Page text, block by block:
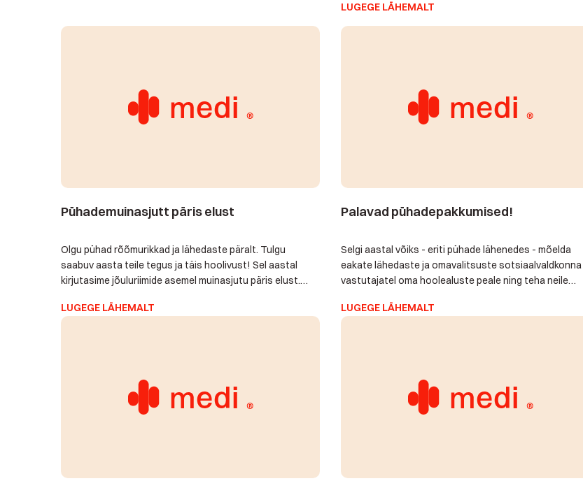
tekkides siiski teada, kui on tarvis abi osutada. Ei soovi ju
keelatud oma vanemaid-vanavanemaid kodudeski
külastada. Seda enam on neil praegu vaja iseseisvat
lähedaste kõnesid ja kontakte […]
LUGEGE LÄHEMALT
Pühademuinasjutt päris elust
Olgu pühad rõõmurikkad ja lähedaste päralt. Tulgu
saabuv aasta teile tegus ja täis hoolivust! Sel aastal
kirjutasime jõuluriimide asemel muinasjutu päris elust.
pere Muinasjutt* õnnelikust Mallest Malle on 84-
LUGEGE LÄHEMALT
Palavad pühadepakkumised!
Selgi aastal võiks - eriti pühade lähenedes - mõelda
eakate lähedaste ja omavalitsuste sotsiaalvaldkonna
vastutajatel oma hoolealuste peale ning teha neile
ja võib elugi päästa aidata. Omalt poolt teeme
LUGEGE LÄHEMALT